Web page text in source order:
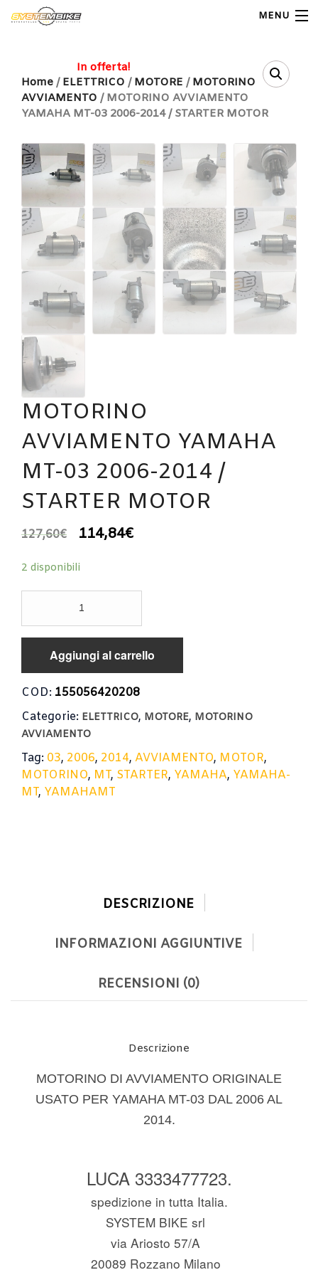
MENU
Home
Shop Ricambi
Note Generali
Carrello
Contatti
Home / ELETTRICO / MOTORE / MOTORINO
AVVIAMENTO / MOTORINO AVVIAMENTO
YAMAHA MT-03 2006-2014 / STARTER MOTOR
In offerta!
MOTORINO
AVVIAMENTO YAMAHA
MT-03 2006-2014 /
STARTER MOTOR
127,60€ 114,84€
2 disponibili
AVVIAMENTO
YAMAHA
MT-
2006-
2014
STARTER
MOTOR
Aggiungi al carrello
COD: 155056420208
Categorie: ELETTRICO, MOTORE, MOTORINO
AVVIAMENTO
Tag: 03, 2006, 2014, AVVIAMENTO, MOTOR,
MOTORINO, MT, STARTER, YAMAHA, YAMAHA-
MT, YAMAHAMT
DESCRIZIONE
INFORMAZIONI AGGIUNTIVE
RECENSIONI (0)
Descrizione
MOTORINO DI AVVIAMENTO ORIGINALE
USATO PER YAMAHA MT-03 DAL 2006 AL
2014.
LUCA 3333477723.
spedizione in tutta Italia.
SYSTEM BIKE srl
via Ariosto 57/A
20089 Rozzano Milano